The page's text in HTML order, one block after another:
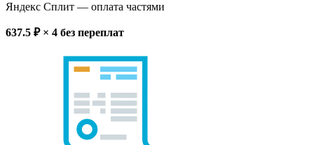
Яндекс Сплит — оплата частями
637.5 ₽ × 4 без переплат